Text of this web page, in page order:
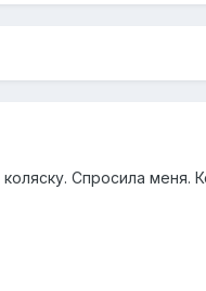
Спросила